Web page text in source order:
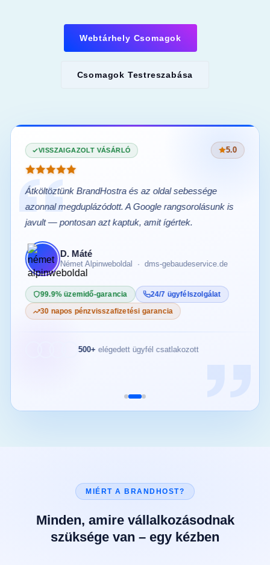
Webtárhely Csomagok
Csomagok Testreszabása
VISSZAIGAZOLT VÁSÁRLÓ 5.0
Átköltöztünk BrandHostra és az oldal sebessége
azonnal megduplázódott. A Google rangsorolásunk is
javult — pontosan azt kaptuk, amit ígértek.
D. Máté
Német Alpinweboldal · dms-gebaudeservice.de
99.9% üzemidő-garancia
24/7 ügyfélszolgálat
30 napos pénzvisszafizetési garancia
500+ elégedett ügyfél csatlakozott
MIÉRT A BRANDHOST?
Minden, amire vállalkozásodnak
szüksége van – egy kézben